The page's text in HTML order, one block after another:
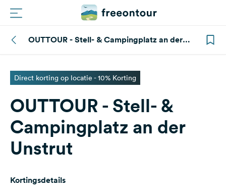
Campings
Magazine
Partners
OUTTOUR - Stell- & Campingplatz an der
Direct korting op locatie - 10% Korting
OUTTOUR - Stell- &
Campingplatz an der
Unstrut
Kortingsdetails